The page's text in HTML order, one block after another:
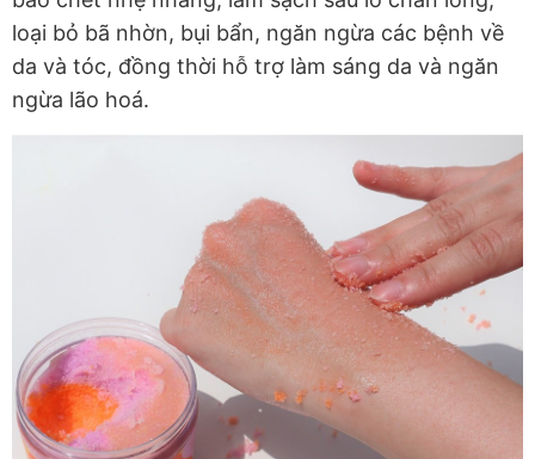
loại bỏ bã nhờn, bụi bẩn, ngăn ngừa các bệnh về
da và tóc, đồng thời hỗ trợ làm sáng da và ngăn
ngừa lão hoá.